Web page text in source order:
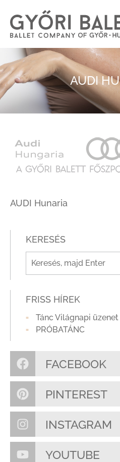
AUDI
AUDI Hunaria
KERESÉS
FRISS HÍREK
Tánc Világnapi üzenet
PRÓBATÁNC
FACEBOOK
PINTEREST
INSTAGRAM
YOUTUBE